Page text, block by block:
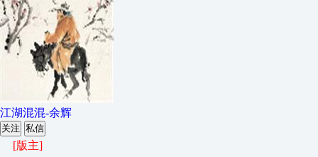
江湖混混-余辉
关注 私信
[版主]